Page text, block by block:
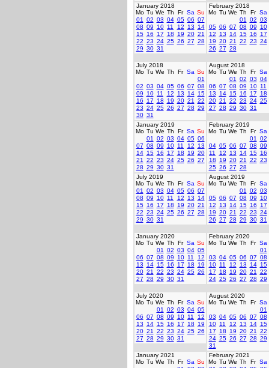
January 2018
Mo Tu We Th Fr Sa Su
01
02 03 04 05 06 07
08 09 10 11 12 13
14
15 16 17 18 19 20 21
22 23 24 25 26 27 28
29 30 31
February 2018
Mo Tu We Th Fr Sa
01
02 03
05 06 07 08 09 10
12
13 14 15 16 17
19 20 21 22 23 24
26 27 28
July 2018
Mo Tu We Th Fr Sa Su
01
02 03 04 05 06 07 08
09
10 11 12 13 14 15
16
17 18 19 20 21
22
23 24 25 26 27 28 29
30 31
August 2018
Mo Tu We Th Fr Sa
01
02 03 04
06 07 08 09 10 11
13
14 15 16 17 18
20 21 22 23 24 25
27 28 29 30 31
January 2019
Mo Tu We Th Fr Sa Su
01
02 03 04 05 06
07 08 09 10 11 12
13
14 15 16 17 18 19 20
21
22 23 24 25 26 27
28 29 30 31
February 2019
Mo Tu We Th Fr Sa
01
02
04 05 06 07 08 09
11
12 13 14 15 16
18
19 20 21 22 23
25 26 27 28
July 2019
Mo Tu We Th Fr Sa Su
01
02 03 04 05 06 07
08 09 10 11 12 13
14
15 16 17 18 19 20 21
22 23 24 25 26 27 28
29 30 31
August 2019
Mo Tu We Th Fr Sa
01
02 03
05 06 07 08 09 10
12
13 14 15 16 17
19 20 21 22 23 24
26 27 28 29 30 31
January 2020
Mo Tu We Th Fr Sa Su
01
02 03 04 05
06 07 08 09 10 11
12
13
14 15 16 17 18
19
20 21 22 23 24 25 26
27 28 29 30 31
February 2020
Mo Tu We Th Fr Sa
01
03 04 05 06 07 08
10 11 12 13 14 15
17
18 19 20 21 22
24 25 26 27 28 29
July 2020
Mo Tu We Th Fr Sa Su
01
02 03 04 05
06 07 08 09 10 11
12
13
14 15 16 17 18
19
20 21 22 23 24 25 26
27 28 29 30 31
August 2020
Mo Tu We Th Fr Sa
01
03 04 05 06 07 08
10 11 12 13 14 15
17
18 19 20 21 22
24 25 26 27 28 29
31
January 2021
Mo Tu We Th Fr Sa Su
February 2021
Mo Tu We Th Fr Sa